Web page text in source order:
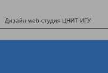
Дизайн web-студия ЦНИТ ИГУ